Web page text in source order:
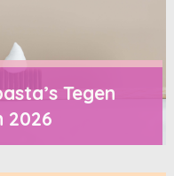
Tegen
2026